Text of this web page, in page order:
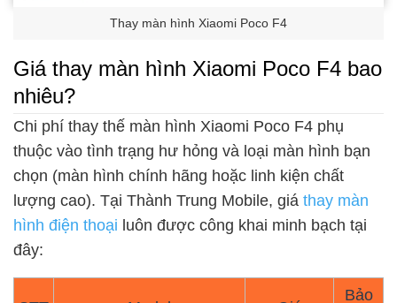
Thay màn hình Xiaomi Poco F4
Giá thay màn hình Xiaomi Poco F4 bao
nhiêu?
Chi phí thay thế màn hình Xiaomi Poco F4 phụ
thuộc vào tình trạng hư hỏng và loại màn hình bạn
chọn (màn hình chính hãng hoặc linh kiện chất
lượng cao). Tại Thành Trung Mobile, giá thay màn
hình điện thoại luôn được công khai minh bạch tại
đây:
Bảo